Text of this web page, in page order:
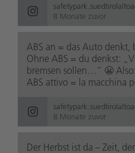
8 Monate zuvor
ABS an = das Auto denkt,
Ohne ABS = du denkst:
bremsen sollen…“ 😬
ABS attivo = la macchina
8 Monate zuvor
Der Herbst ist da – Zeit,